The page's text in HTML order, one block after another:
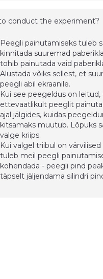
conduct the experiment?
Peegli painutamiseks tuleb
kinnitada suuremad
tohib painutada vaid
Alustada võiks sellest, et
peegli abil ekraanile.
Kui see peegeldus on leitud,
ettevaatlikult peeglit
ajal jälgides, kuidas
kitsamaks muutub. Lõpuks
valge kriips.
Kui valgel triibul on värvilised
tuleb meil peegli
kohendada - peegli pind
täpselt jäljendama silindri